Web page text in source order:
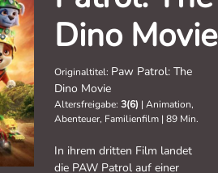
Dino Movie
Originaltitel: Paw Patrol: The
Dino Movie
Altersfreigabe: 3(6) | Animation,
Abenteuer, Familienfilm | 89 Min.
In ihrem dritten Film landet
die PAW Patrol auf einer